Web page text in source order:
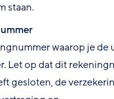
staan.
waarop je
Let op dat dit
gesloten, de